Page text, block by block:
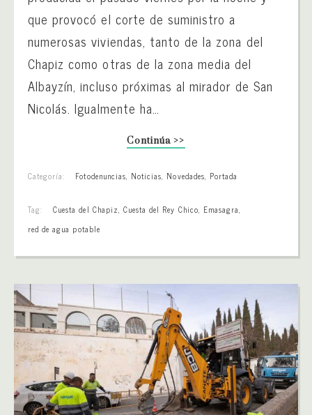
que provocó el corte de suministro a
numerosas viviendas, tanto de la zona del
Chapiz como otras de la zona media del
Albayzín, incluso próximas al mirador de San
Nicolás. Igualmente ha…
Continúa >>
Categoría: Fotodenuncias, Noticias, Novedades, Portada
Tag: Cuesta del Chapiz, Cuesta del Rey Chico, Emasagra,
red de agua potable